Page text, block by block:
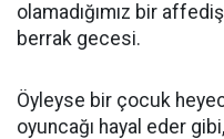
olamadığımız bir
berrak gecesi.
Öyleyse bir çocuk
oyuncağı hayal eder